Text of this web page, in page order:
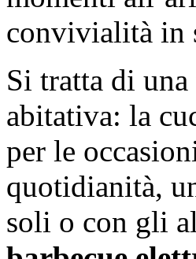
convivialità in
Si tratta di
abitativa: la
per le
quotidianità,
soli o con gli